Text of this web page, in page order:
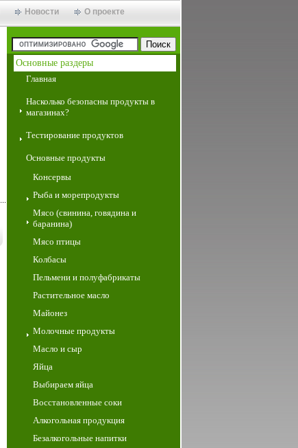
Новости О проекте
Основные раздеры
Главная
Насколько безопасны продукты в
магазинах?
Тестирование продуктов
Основные продукты
Консервы
Рыба и морепродукты
Мясо (свинина, говядина и
баранина)
Мясо птицы
Колбасы
Пельмени и полуфабрикаты
Растительное масло
Майонез
Молочные продукты
Масло и сыр
Яйца
Выбираем яйца
Восстановленные соки
Алкогольная продукция
Безалкогольные напитки